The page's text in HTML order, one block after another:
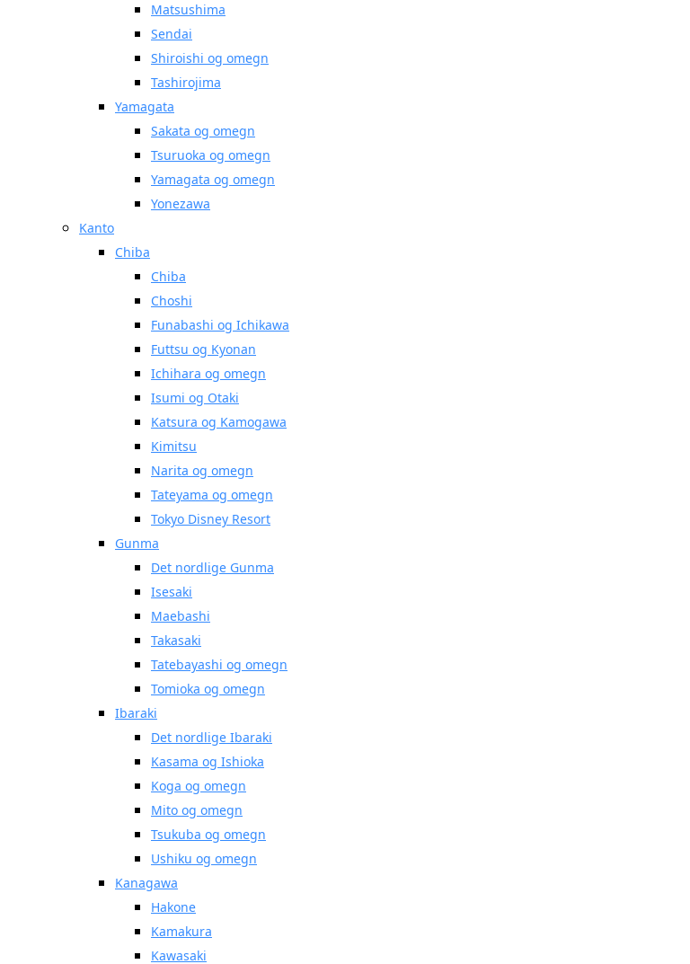
Matsushima
Sendai
Shiroishi og omegn
Tashirojima
Yamagata
Sakata og omegn
Tsuruoka og omegn
Yamagata og omegn
Yonezawa
Kanto
Chiba
Chiba
Choshi
Funabashi og Ichikawa
Futtsu og Kyonan
Ichihara og omegn
Isumi og Otaki
Katsura og Kamogawa
Kimitsu
Narita og omegn
Tateyama og omegn
Tokyo Disney Resort
Gunma
Det nordlige Gunma
Isesaki
Maebashi
Takasaki
Tatebayashi og omegn
Tomioka og omegn
Ibaraki
Det nordlige Ibaraki
Kasama og Ishioka
Koga og omegn
Mito og omegn
Tsukuba og omegn
Ushiku og omegn
Kanagawa
Hakone
Kamakura
Kawasaki